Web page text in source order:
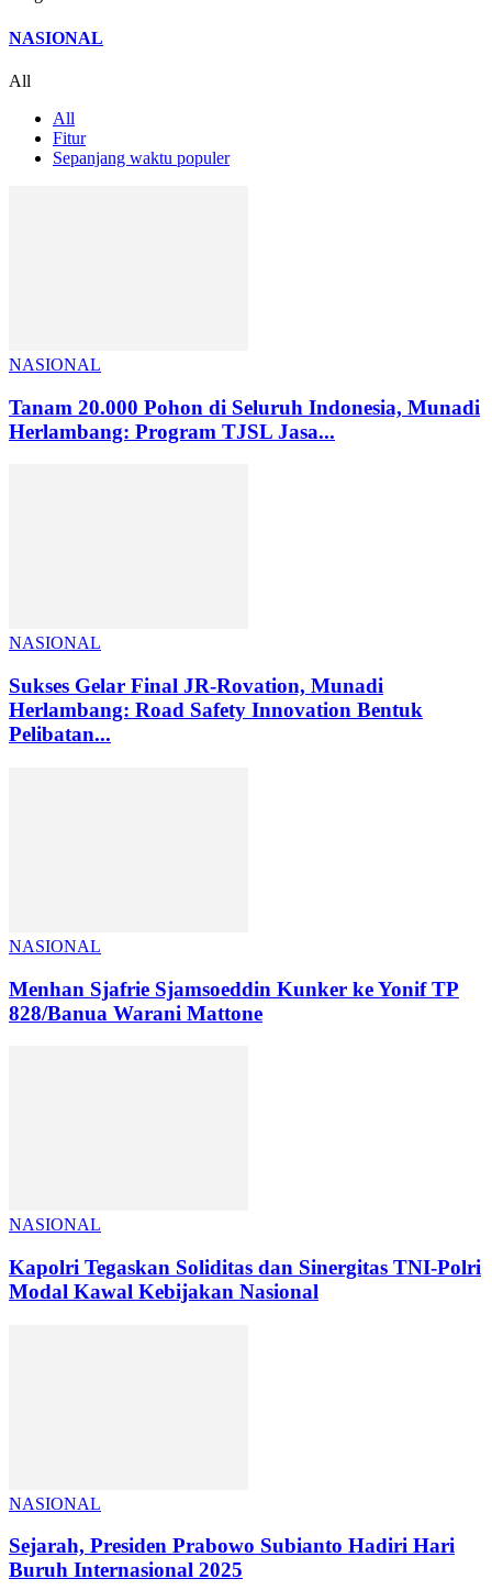
NASIONAL
All
All
Fitur
Sepanjang waktu populer
NASIONAL
Tanam 20.000 Pohon di Seluruh Indonesia, Munadi
Herlambang: Program TJSL Jasa...
NASIONAL
Sukses Gelar Final JR-Rovation, Munadi
Herlambang: Road Safety Innovation Bentuk
Pelibatan...
NASIONAL
Menhan Sjafrie Sjamsoeddin Kunker ke Yonif TP
828/Banua Warani Mattone
NASIONAL
Kapolri Tegaskan Soliditas dan Sinergitas TNI-Polri
Modal Kawal Kebijakan Nasional
NASIONAL
Sejarah, Presiden Prabowo Subianto Hadiri Hari
Buruh Internasional 2025